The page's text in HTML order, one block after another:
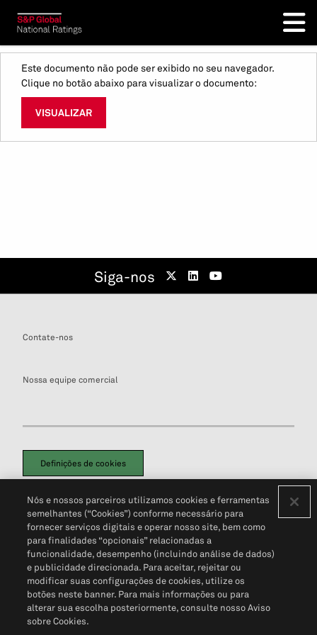
Este documento não pode ser exibido no seu navegador.
Clique no botão abaixo para visualizar o documento:
VISUALIZAR
Siga-nos
Contate-nos
Nossa equipe comercial
Definições de cookies
Política de PrivacidadePortal de privacidade do cliente (em inglês)
Não Venda Minhas Informações Pessoais© 2026 S&P Global
Nós e nossos parceiros utilizamos cookies e ferramentas
semelhantes (“Cookies”) conforme necessário para
fornecer serviços digitais e operar nosso site, bem como
para finalidades “opcionais” relacionadas a
funcionalidade, desempenho (incluindo análise de dados)
e publicidade direcionada. Para aceitar, rejeitar ou
modificar suas configurações de cookies, utilize os
botões neste banner. Para mais informações ou para
alterar sua escolha posteriormente, consulte nosso Aviso
sobre Cookies.